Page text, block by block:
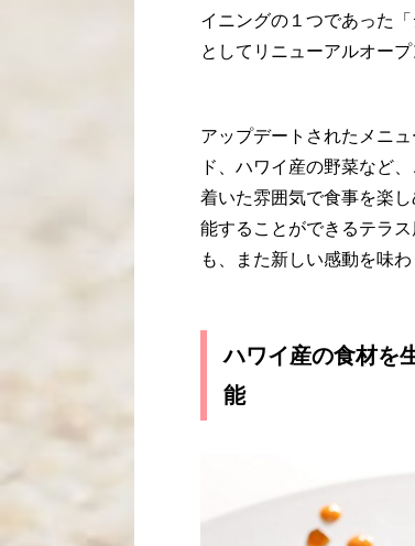
イニングの１つであった
としてリニューアルオープ
アップデートされたメニ
ド、ハワイ産の野菜など
着いた雰囲気で食事を楽
能することができるテラ
も、また新しい感動を味わ
ハワイ産の食材を
能